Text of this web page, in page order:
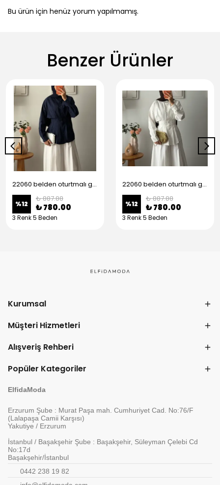
Bu ürün için henüz yorum yapılmamış.
Benzer Ürünler
22060 belden oturtmalı gömlek - Lacivert
%12
₺ 887.88
₺ 780.00
3 Renk 5 Beden
22060 belden oturtmalı gömlek - Beyaz
%12
₺ 887.88
₺ 780.00
3 Renk 5 Beden
Kurumsal
Müşteri Hizmetleri
Alışveriş Rehberi
Popüler Kategoriler
ElfidaModa
Erzurum Şube : Murat Paşa mah. Cumhuriyet Cad. No:76/F
(Lalapaşa Camii Karşısı)
Yakutiye / Erzurum
İstanbul / Başakşehir Şube : Başakşehir, Süleyman Çelebi Cd
No:17d
Başakşehir/İstanbul
0442 238 19 82